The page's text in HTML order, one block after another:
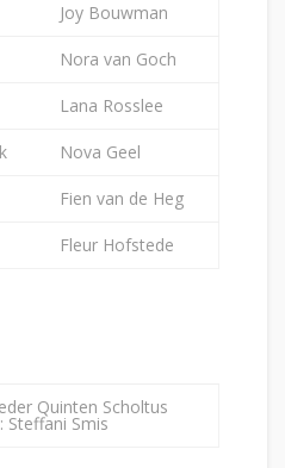
Joy Bouwman
Nora van Goch
Lana Rosslee
Nova Geel
Fien van de Heg
Fleur Hofstede
Quinten Scholtus
Steffani Smis